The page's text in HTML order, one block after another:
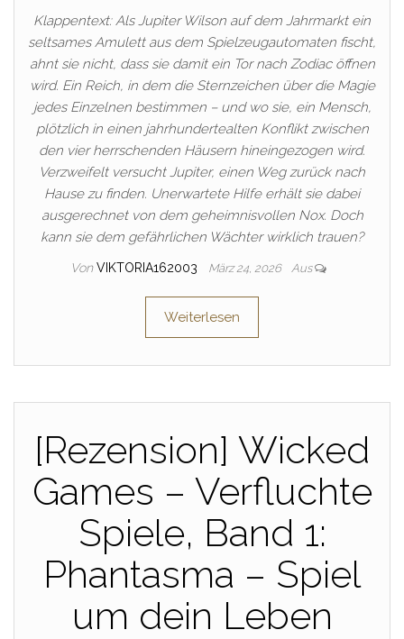
Klappentext: Als Jupiter Wilson auf dem Jahrmarkt ein
seltsames Amulett aus dem Spielzeugautomaten fischt,
ahnt sie nicht, dass sie damit ein Tor nach Zodiac öffnen
wird. Ein Reich, in dem die Sternzeichen über die Magie
jedes Einzelnen bestimmen – und wo sie, ein Mensch,
plötzlich in einen jahrhundertealten Konflikt zwischen
den vier herrschenden Häusern hineingezogen wird.
Verzweifelt versucht Jupiter, einen Weg zurück nach
Hause zu finden. Unerwartete Hilfe erhält sie dabei
ausgerechnet von dem geheimnisvollen Nox. Doch
kann sie dem gefährlichen Wächter wirklich trauen?
Von VIKTORIA162003 März 24, 2026 Aus
Weiterlesen
[Rezension] Wicked
Games – Verfluchte
Spiele, Band 1:
Phantasma – Spiel
um dein Leben